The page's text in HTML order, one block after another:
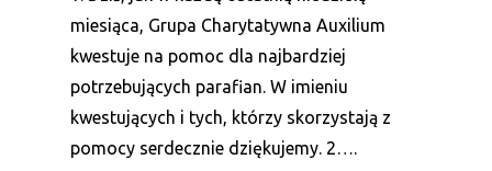
miesiąca, Grupa Charytatywna Auxilium
kwestuje na pomoc dla najbardziej
potrzebujących parafian. W imieniu
kwestujących i tych, którzy skorzystają z
pomocy serdecznie dziękujemy. 2….